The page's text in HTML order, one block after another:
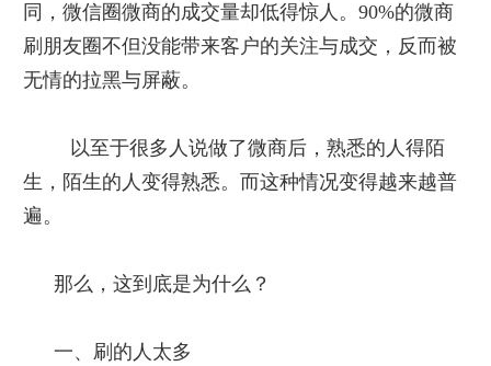
同，微信圈微商的成交量却低得惊人。 90%的微商
刷朋友圈不但没能带来客户的关注与成交，反而被
无情的拉黑与屏蔽。
以至于很多人说做了微商后，熟悉的人得陌
生，陌生的人变得熟悉。而这种情况变得越来越普
遍。
那么，这到底是为什么？
一、刷的人太多